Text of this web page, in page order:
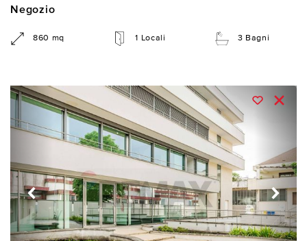
Negozio
860 mq 1 Locali 3 Bagni